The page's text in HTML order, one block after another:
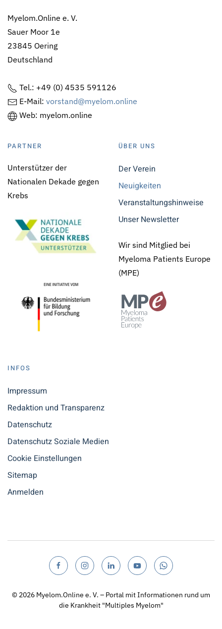
Myelom.Online e. V.
Sauer Moor 1e
23845 Oering
Deutschland
Tel.: +49 (0) 4535 591126
E-Mail: vorstand@myelom.online
Web: myelom.online
PARTNER
Unterstützer der
Nationalen Dekade gegen
Krebs
ÜBER UNS
Der Verein
Neuigkeiten
Veranstaltungshinweise
Unser Newsletter
Wir sind Mitglied bei
Myeloma Patients Europe
(MPE)
INFOS
Impressum
Redaktion und Transparenz
Datenschutz
Datenschutz Soziale Medien
Cookie Einstellungen
Sitemap
Anmelden
© 2026 Myelom.Online e. V. – Portal mit Informationen rund um
die Krankheit "Multiples Myelom"